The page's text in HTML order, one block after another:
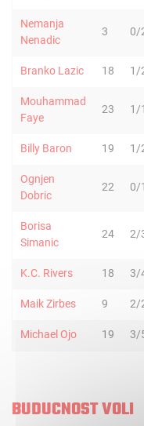
Nemanja
Nenadic
3 0/
Branko Lazic 18 1/
Mouhammad
Faye
23 1/1
Billy Baron 19 1/
Ognjen
Dobric
22 0/1
Borisa
Simanic
24 2/
K.C. Rivers 18 3/
Maik Zirbes 9 2/
Michael Ojo 19 3/
BUDUCNOST VOLI